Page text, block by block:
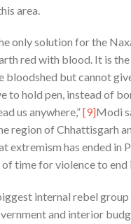
area.
only solution for the
red with blood. It is
bloodshed but cannot
to hold pen, instead of
us anywhere,”[9]Modi
region of Chhattisgarh
has ended in
time for violence to
internal rebel
and interior